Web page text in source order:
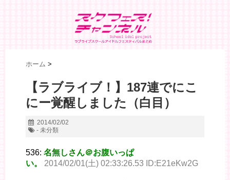
ホーム >
【ラブライブ！】187連でにこ
にー覚醒しました（白目）
2014/02/02
- 未分類
536: 名無しさん＠お腹いっぱ
い。
2014/02/01(土) 02:33:26.53 ID:E21eKw2G